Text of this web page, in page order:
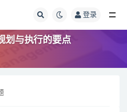
登录
划与执行的要点